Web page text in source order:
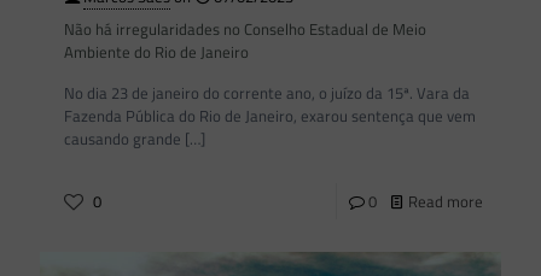
Não há irregularidades no Conselho Estadual de Meio
Ambiente do Rio de Janeiro
No dia 23 de janeiro do corrente ano, o juízo da 15ª. Vara da
Fazenda Pública do Rio de Janeiro, exarou sentença que vem
causando grande […]
0 0 Read more